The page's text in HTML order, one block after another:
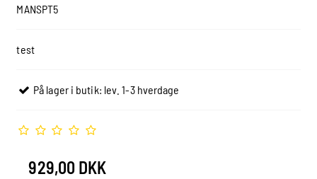
MANSPT5
test
På lager i butik: lev. 1-3 hverdage
929,00 DKK